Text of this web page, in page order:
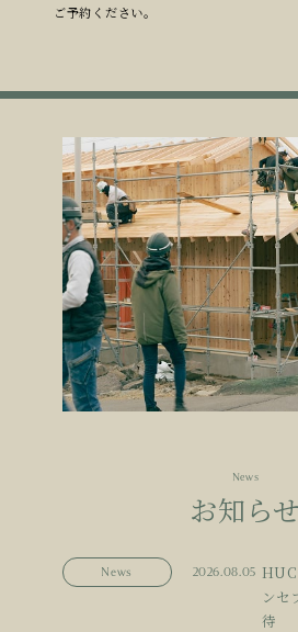
ご予約ください。
News
お知らせ
News 2026.08.05
ンセ
待